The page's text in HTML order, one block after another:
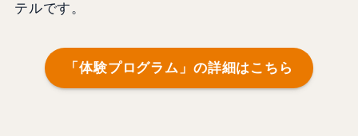
テルです。
「体験プログラム」の詳細はこちら